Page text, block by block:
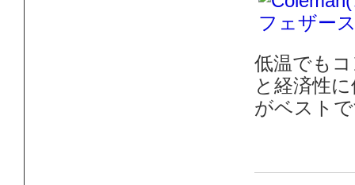
低温でも
と経済性
がベスト